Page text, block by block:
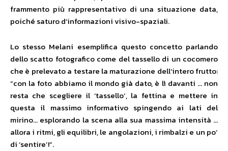
frammento più rappresentativo di una situazione data,
poiché saturo d’informazioni visivo-spaziali.
Lo stesso Melani esemplifica questo concetto parlando
dello scatto fotografico come del tassello di un cocomero
che è prelevato a testare la maturazione dell’intero frutto:
“con la foto abbiamo il mondo già dato, è lì davanti … non
resta che scegliere il ‘tassello’, la fettina e mettere in
questa il massimo informativo spingendo ai lati del
mirino… esplorando la scena alla sua massima intensità …
allora i ritmi, gli equilibri, le angolazioni, i rimbalzi e un po’
di ‘sentire’!”.